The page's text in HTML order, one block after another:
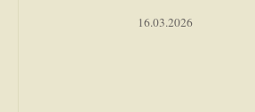
16.03.2026